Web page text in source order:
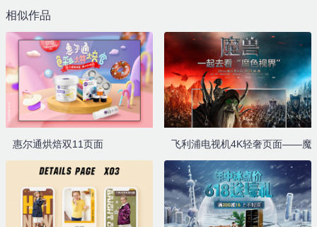
相似作品
惠尔通烘焙双11页面 飞利浦电视机4K轻奢页面——魔